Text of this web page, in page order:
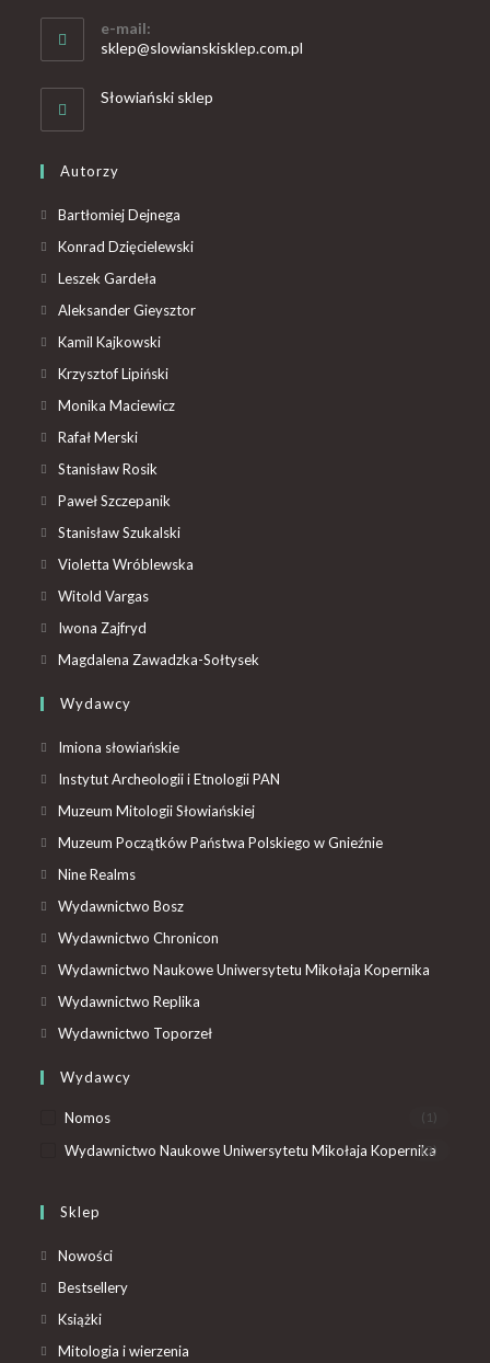
e-mail:
sklep@slowianskisklep.com.pl
Słowiański sklep
Autorzy
Bartłomiej Dejnega
Konrad Dzięcielewski
Leszek Gardeła
Aleksander Gieysztor
Kamil Kajkowski
Krzysztof Lipiński
Monika Maciewicz
Rafał Merski
Stanisław Rosik
Paweł Szczepanik
Stanisław Szukalski
Violetta Wróblewska
Witold Vargas
Iwona Zajfryd
Magdalena Zawadzka-Sołtysek
Wydawcy
Imiona słowiańskie
Instytut Archeologii i Etnologii PAN
Muzeum Mitologii Słowiańskiej
Muzeum Początków Państwa Polskiego w Gnieźnie
Nine Realms
Wydawnictwo Bosz
Wydawnictwo Chronicon
Wydawnictwo Naukowe Uniwersytetu Mikołaja Kopernika
Wydawnictwo Replika
Wydawnictwo Toporzeł
Wydawcy
Nomos (1)
Wydawnictwo Naukowe Uniwersytetu Mikołaja Kopernika
(3)
Sklep
Nowości
Bestsellery
Książki
Mitologia i wierzenia